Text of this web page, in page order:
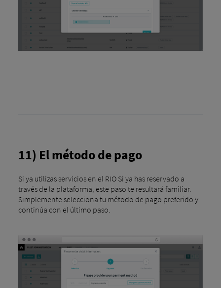
11) El método de pago
Si ya utilizas servicios en el RIO Si ya has reservado a
través de la plataforma, este paso te resultará familiar.
Simplemente selecciona tu método de pago preferido y
continúa con el último paso.